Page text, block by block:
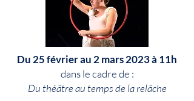
Du 25 février au 2 mars 2023 à 11h
dans le cadre de :
Du théâtre au temps de la relâche